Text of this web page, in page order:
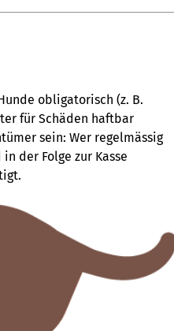
obligatorisch (z. B.
für Schäden haftbar
sein: Wer regelmässig
der Folge zur Kasse